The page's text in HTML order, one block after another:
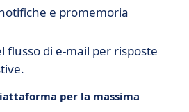
e promemoria
flusso di e-mail per risposte
per la massima